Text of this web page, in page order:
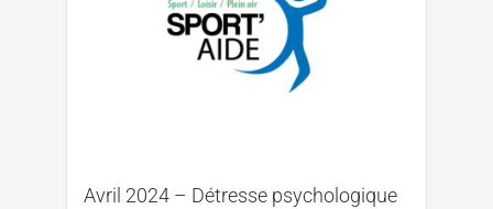
Avril 2024 – Détresse psychologique